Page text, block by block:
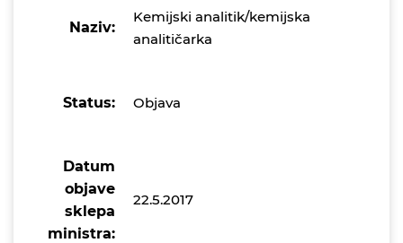
Naziv:
Kemijski analitik/kemijska
analitičarka
Status: Objava
Datum
objave
sklepa
ministra:
22.5.2017